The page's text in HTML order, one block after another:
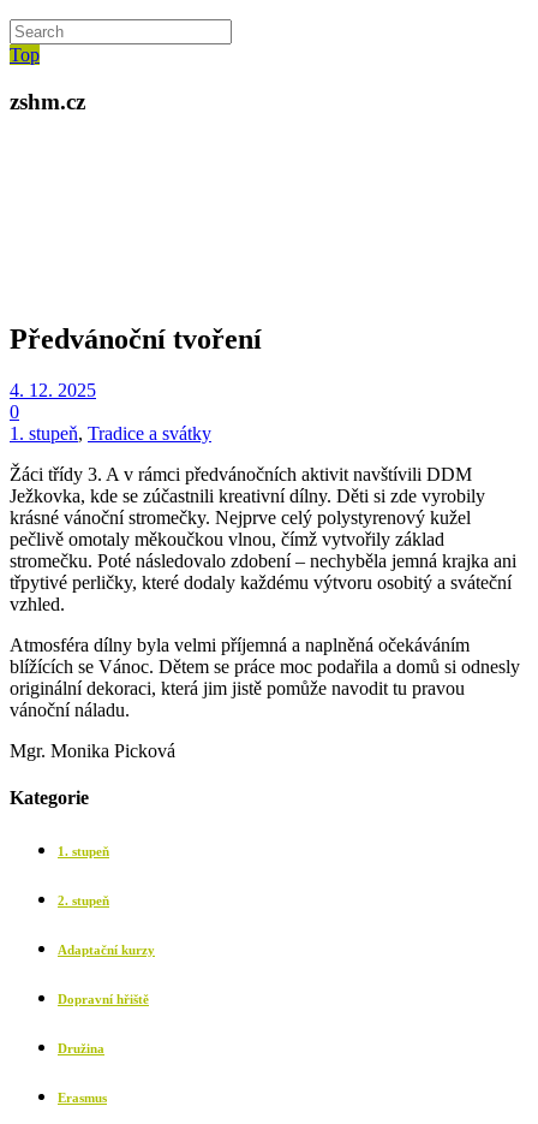
Top
zshm.cz
Předvánoční tvoření
4. 12. 2025
0
1. stupeň, Tradice a svátky
Žáci třídy 3. A v rámci předvánočních aktivit navštívili DDM
Ježkovka, kde se zúčastnili kreativní dílny. Děti si zde vyrobily
krásné vánoční stromečky. Nejprve celý polystyrenový kužel
pečlivě omotaly měkoučkou vlnou, čímž vytvořily základ
stromečku. Poté následovalo zdobení – nechyběla jemná krajka ani
třpytivé perličky, které dodaly každému výtvoru osobitý a sváteční
vzhled.
Atmosféra dílny byla velmi příjemná a naplněná očekáváním
blížících se Vánoc. Dětem se práce moc podařila a domů si odnesly
originální dekoraci, která jim jistě pomůže navodit tu pravou
vánoční náladu.
Mgr. Monika Picková
Kategorie
1. stupeň
2. stupeň
Adaptační kurzy
Dopravní hřiště
Družina
Erasmus